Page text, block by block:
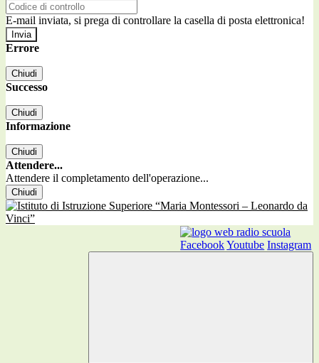
E-mail inviata, si prega di controllare la casella di posta elettronica!
Errore
Chiudi
Successo
Chiudi
Informazione
Chiudi
Attendere...
Attendere il completamento dell'operazione...
Chiudi
FacebookYoutube Instagram